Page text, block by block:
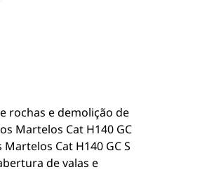
rochas e demolição de
Martelos Cat H140 GC
Cat H140 GC S
de valas e